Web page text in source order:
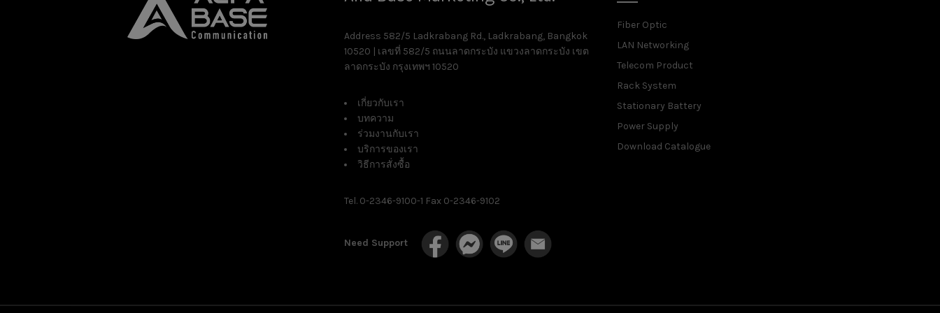
Address 582/5 Ladkrabang Rd., Ladkrabang, Bangkok
10520 | เลขที่ 582/5 ถนนลาดกระบัง แขวงลาดกระบัง เขต
ลาดกระบัง กรุงเทพฯ 10520
เกี่ยวกับเรา
บทความ
ร่วมงานกับเรา
บริการของเรา
วิธีการสั่งซื้อ
Tel. 0-2346-9100-1 Fax 0-2346-9102
Need Support
Fiber Optic
LAN Networking
Telecom Product
Rack System
Stationary Battery
Power Supply
Download Catalogue